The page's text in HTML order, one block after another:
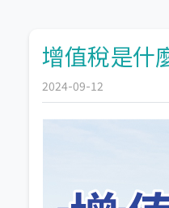
增值稅是什
2024-09-12